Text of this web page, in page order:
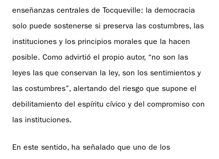
enseñanzas centrales de Tocqueville: la democracia
solo puede sostenerse si preserva las costumbres, las
instituciones y los principios morales que la hacen
posible. Como advirtió el propio autor, “no son las
leyes las que conservan la ley, son los sentimientos y
las costumbres”, alertando del riesgo que supone el
debilitamiento del espíritu cívico y del compromiso con
las instituciones.
En este sentido, ha señalado que uno de los